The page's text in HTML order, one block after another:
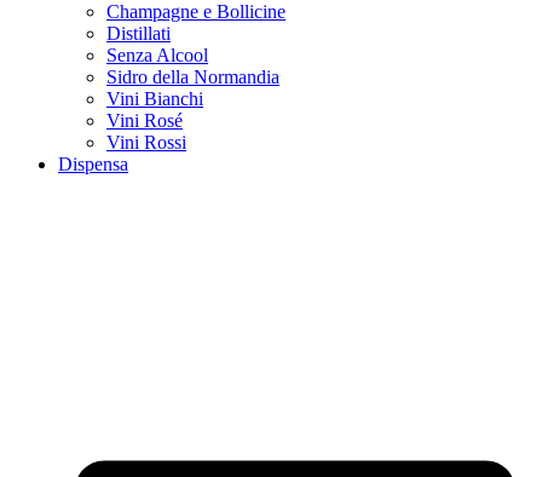
Champagne e Bollicine
Distillati
Senza Alcool
Sidro della Normandia
Vini Bianchi
Vini Rosé
Vini Rossi
Dispensa